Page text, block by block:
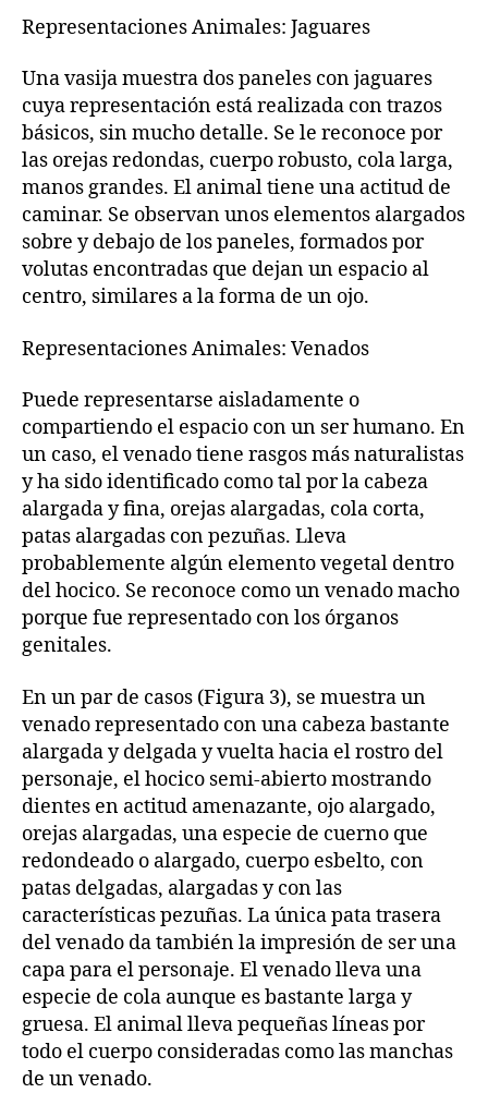
Representaciones Animales: Jaguares
Una vasija muestra dos paneles con jaguares
cuya representación está realizada con trazos
básicos, sin mucho detalle. Se le reconoce por
las orejas redondas, cuerpo robusto, cola larga,
manos grandes. El animal tiene una actitud de
caminar. Se observan unos elementos alargados
sobre y debajo de los paneles, formados por
volutas encontradas que dejan un espacio al
centro, similares a la forma de un ojo.
Representaciones Animales: Venados
Puede representarse aisladamente o
compartiendo el espacio con un ser humano. En
un caso, el venado tiene rasgos más naturalistas
y ha sido identificado como tal por la cabeza
alargada y fina, orejas alargadas, cola corta,
patas alargadas con pezuñas. Lleva
probablemente algún elemento vegetal dentro
del hocico. Se reconoce como un venado macho
porque fue representado con los órganos
genitales.
En un par de casos (Figura 3), se muestra un
venado representado con una cabeza bastante
alargada y delgada y vuelta hacia el rostro del
personaje, el hocico semi-abierto mostrando
dientes en actitud amenazante, ojo alargado,
orejas alargadas, una especie de cuerno que
redondeado o alargado, cuerpo esbelto, con
patas delgadas, alargadas y con las
características pezuñas. La única pata trasera
del venado da también la impresión de ser una
capa para el personaje. El venado lleva una
especie de cola aunque es bastante larga y
gruesa. El animal lleva pequeñas líneas por
todo el cuerpo consideradas como las manchas
de un venado.